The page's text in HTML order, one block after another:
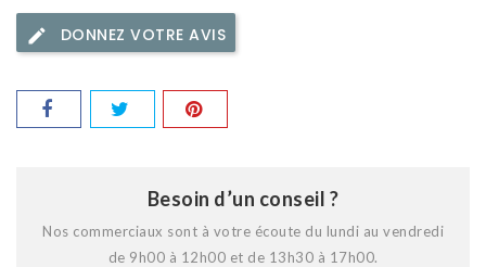
DONNEZ VOTRE AVIS
Besoin d’un conseil ?
Nos commerciaux sont à votre écoute du lundi au vendredi
de 9h00 à 12h00 et de 13h30 à 17h00.